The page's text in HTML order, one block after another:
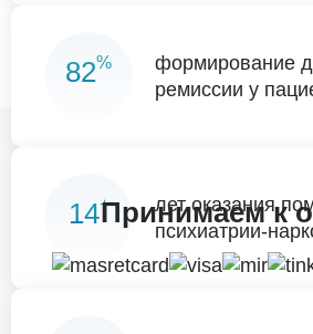
82%
формирование
ремиссии у
14+
лет оказания
психиатрии-
Принимаем к